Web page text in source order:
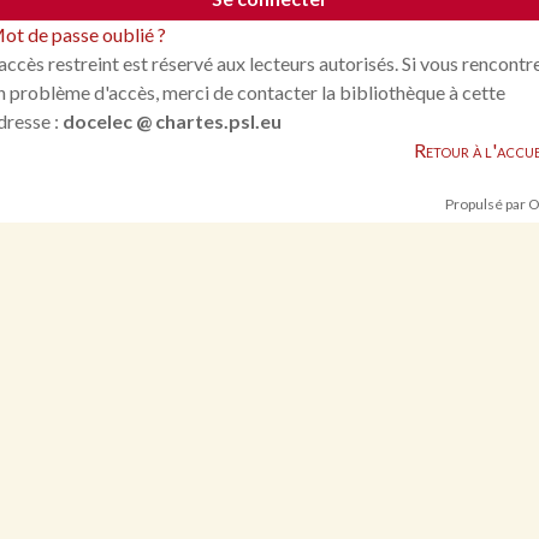
de passe oublié ?
restreint est réservé aux lecteurs autorisés. Si vous
problème d'accès, merci de contacter la bibliothèque à cette
: docelec @ chartes.psl.eu
Retour à
Propulsé par